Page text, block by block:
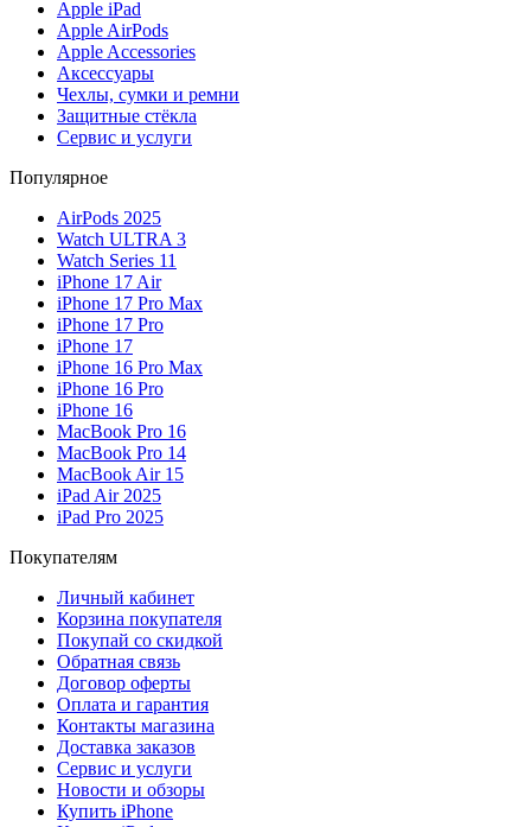
Apple iPad
Apple AirPods
Apple Accessories
Аксессуары
Чехлы, сумки и ремни
Защитные стёкла
Сервис и услуги
Популярное
AirPods 2025
Watch ULTRA 3
Watch Series 11
iPhone 17 Air
iPhone 17 Pro Max
iPhone 17 Pro
iPhone 17
iPhone 16 Pro Max
iPhone 16 Pro
iPhone 16
MacBook Pro 16
MacBook Pro 14
MacBook Air 15
iPad Air 2025
iPad Pro 2025
Покупателям
Личный кабинет
Корзина покупателя
Покупай со скидкой
Обратная связь
Договор оферты
Оплата и гарантия
Контакты магазина
Доставка заказов
Сервис и услуги
Новости и обзоры
Купить iPhone